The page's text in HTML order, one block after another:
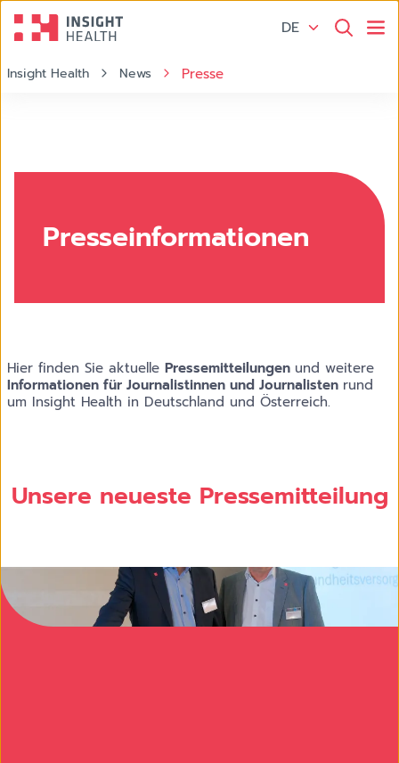
DE
Insight Health News Presse
Presseinformationen
Hier finden Sie aktuelle Pressemitteilungen und weitere
Informationen für Journalistinnen und Journalisten rund
um Insight Health in Deutschland und Österreich.
Unsere neueste Pressemitteilung
Bei der Kundentagung von Insight Health sprechen die
Geschäftsführer Christian Bensing und Michael Hensoldt auf
der Bühne.